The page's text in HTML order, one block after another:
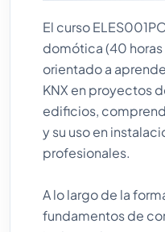
El curso
domótica (40
orientado a
KNX en proyectos
edificios,
y su uso en
profesionales.
A lo largo de la
fundamentos de